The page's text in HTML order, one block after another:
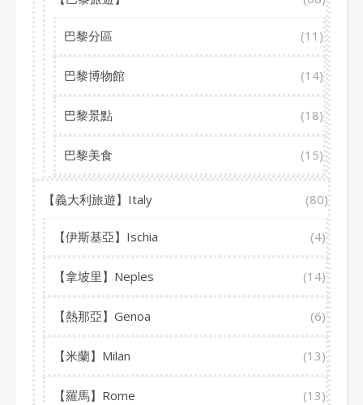
巴黎分區 (11)
巴黎博物館 (14)
巴黎景點 (18)
巴黎美食 (15)
【義大利旅遊】Italy (80)
【伊斯基亞】Ischia (4)
【拿坡里】Neples (14)
【熱那亞】Genoa (6)
【米蘭】Milan (13)
【羅馬】Rome (13)